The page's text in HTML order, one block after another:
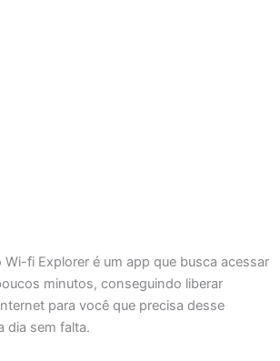
Wi-fi Explorer é um app que busca acessar
minutos, conseguindo liberar
para você que precisa desse
dia sem falta.